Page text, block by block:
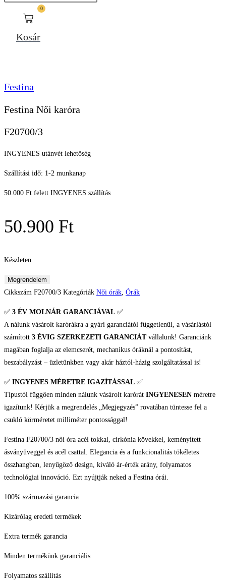
0
Kosár
Festina
Festina Női karóra
F20700/3
INGYENES utánvét lehetőség
Szállítási idő: 1-2 munkanap
50.000 Ft felett INGYENES szállítás
50.900 Ft
Készleten
Festina
Női
mennyiség
Megrendelem
Cikkszám F20700/3 Kategóriák Női órák, Órák
✅ 3 ÉV MOLNÁR GARANCIÁVAL ✅
A nálunk vásárolt karórákra a gyári garanciától függetlenül, a vásárlástól
számított 3 ÉVIG SZERKEZETI GARANCIÁTvállalunk! Garanciánk
magában foglalja az elemcserét, mechanikus óráknál a pontosítást,
beszabályzást – üzletünkben vagy akár háztól-házig szolgáltatással is!
✅ INGYENES MÉRETRE IGAZÍTÁSSAL ✅
Típustól függően minden nálunk vásárolt karórát INGYENESEN méretre
igazítunk! Kérjük a megrendelés „Megjegyzés” rovatában tüntesse fel a
csukló körméretet milliméter pontossággal!
Festina F20700/3 női óra acél tokkal, cirkónia kövekkel, keményített
ásványüveggel és acél csattal. Elegancia és a funkcionalitás tökéletes
összhangban, lenyűgöző design, kiváló ár-érték arány, folyamatos
technológiai innováció. Ezt nyújtják neked a Festina órái.
100% származási garancia
Kizárólag eredeti termékek
Extra termék garancia
Minden termékünk garanciális
Folyamatos szállítás